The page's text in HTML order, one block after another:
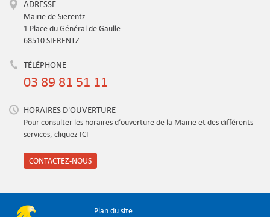
ADRESSE
Mairie de Sierentz
1 Place du Général de Gaulle
68510 SIERENTZ
TÉLÉPHONE
03 89 81 51 11
HORAIRES D'OUVERTURE
Pour consulter les horaires d’ouverture de la Mairie et des différents
services, cliquez ICI
CONTACTEZ-NOUS
Plan du site